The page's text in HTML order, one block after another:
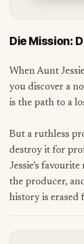
Die Mission:
When Aunt
you discover a
is the path to a
But a ruthless
destroy it for
Jessie’s
the producer,
history is erased